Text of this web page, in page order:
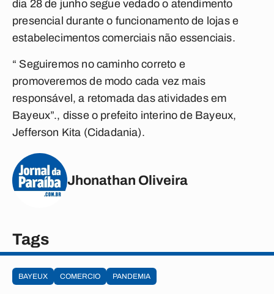
dia 28 de junho segue vedado o atendimento
presencial durante o funcionamento de lojas e
estabelecimentos comerciais não essenciais.
“ Seguiremos no caminho correto e
promoveremos de modo cada vez mais
responsável, a retomada das atividades em
Bayeux”., disse o prefeito interino de Bayeux,
Jefferson Kita (Cidadania).
Jhonathan Oliveira
Tags
BAYEUX COMERCIO PANDEMIA